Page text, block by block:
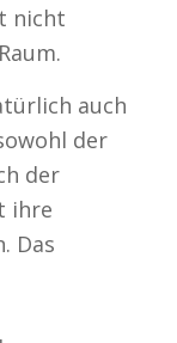
nicht
auch
der
der
ihre
Das